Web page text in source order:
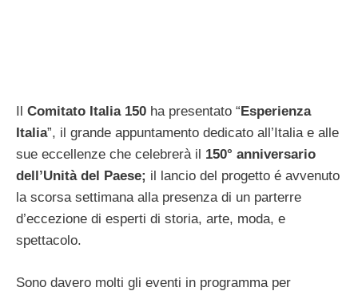
Il Comitato Italia 150 ha presentato “Esperienza
Italia”, il grande appuntamento dedicato all’Italia e alle
sue eccellenze che celebrerà il 150° anniversario
dell’Unità del Paese; il lancio del progetto é avvenuto
la scorsa settimana alla presenza di un parterre
d’eccezione di esperti di storia, arte, moda, e
spettacolo.
Sono davero molti gli eventi in programma per